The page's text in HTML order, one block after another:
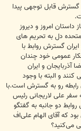
گسترش قابل توجهی پیدا
داستان امروز و دیروز
دل به تحریم های
ایران گسترش روابط با
عمومی خود چندان
آذربایجان و ایران
و البته با وجود
رابطه رو به گسترش است.با
علی لاریجانی رئیس
دو جانبه به گفتگو
که آقای الهام علی‌اف
می‌کنید؟